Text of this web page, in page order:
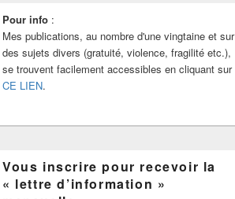
principale
de
widget
pour
barre
Pour info :
Mes publications, au nombre d'une vingtaine et sur
des sujets divers (gratuité, violence, fragilité etc.),
se trouvent facilement accessibles en cliquant sur
CE LIEN.
Vous inscrire pour recevoir la
« lettre d’information »